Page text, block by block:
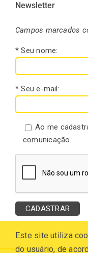
Newsletter
Campos marcados
* Seu nome:
* Seu e-mail:
Ao me
comunicação.
Este site utiliza
do usuário, de